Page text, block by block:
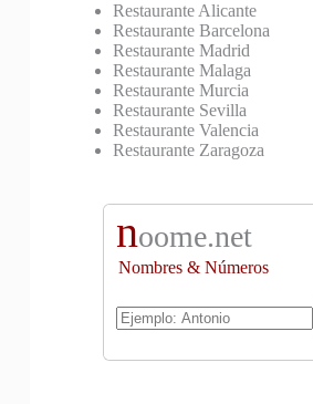
Restaurante Alicante
Restaurante Barcelona
Restaurante Madrid
Restaurante Malaga
Restaurante Murcia
Restaurante Sevilla
Restaurante Valencia
Restaurante Zaragoza
noome.net
Nombres & Números